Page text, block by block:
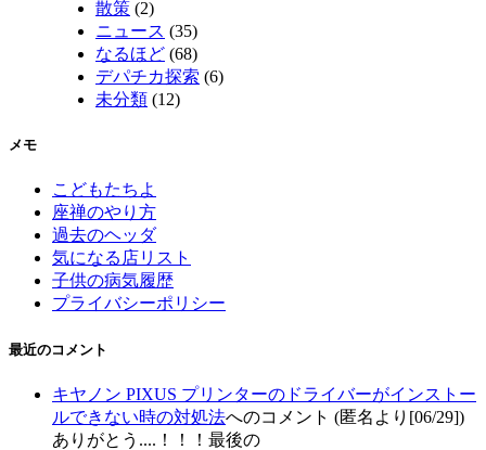
散策 (2)
ニュース (35)
なるほど (68)
デパチカ探索 (6)
未分類 (12)
メモ
こどもたちよ
座禅のやり方
過去のヘッダ
気になる店リスト
子供の病気履歴
プライバシーポリシー
最近のコメント
キヤノン PIXUS プリンターのドライバーがインストー
ルできない時の対処法へのコメント (匿名より[06/29])
ありがとう....！！！最後の